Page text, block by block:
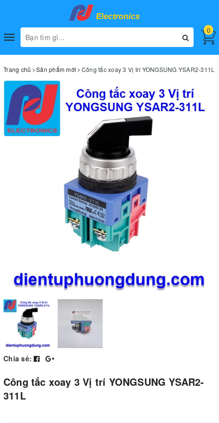
Toggle
navigation
0
Trang chủ Sản phẩm mới Công tắc xoay 3 Vị trí YONGSUNG YSAR2-311L
Chia sẻ:
Công tắc xoay 3 Vị trí YONGSUNG YSAR2-
311L